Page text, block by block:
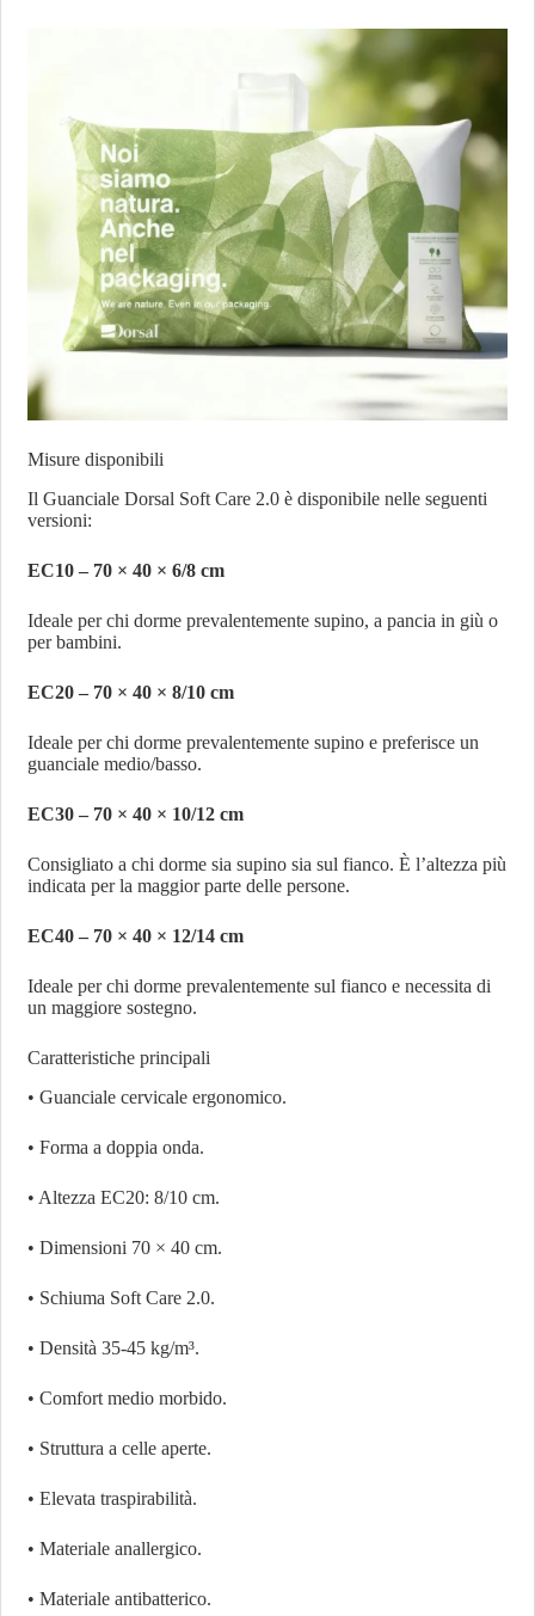
Misure disponibili
Il Guanciale Dorsal Soft Care 2.0 è disponibile nelle seguenti
versioni:
EC10 – 70 × 40 × 6/8 cm
Ideale per chi dorme prevalentemente supino, a pancia in giù o
per bambini.
EC20 – 70 × 40 × 8/10 cm
Ideale per chi dorme prevalentemente supino e preferisce un
guanciale medio/basso.
EC30 – 70 × 40 × 10/12 cm
Consigliato a chi dorme sia supino sia sul fianco. È l’altezza più
indicata per la maggior parte delle persone.
EC40 – 70 × 40 × 12/14 cm
Ideale per chi dorme prevalentemente sul fianco e necessita di
un maggiore sostegno.
Caratteristiche principali
• Guanciale cervicale ergonomico.
• Forma a doppia onda.
• Altezza EC20: 8/10 cm.
• Dimensioni 70 × 40 cm.
• Schiuma Soft Care 2.0.
• Densità 35-45 kg/m³.
• Comfort medio morbido.
• Struttura a celle aperte.
• Elevata traspirabilità.
• Materiale anallergico.
• Materiale antibatterico.